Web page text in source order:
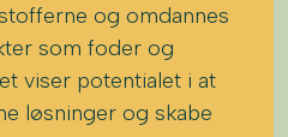
og omdannes
som foder og
viser potentialet i at
løsninger og skabe